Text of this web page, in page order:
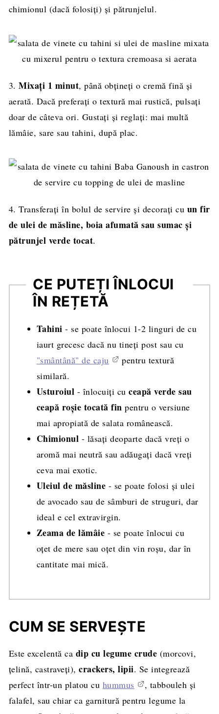
chimionul (dacă folosiți) și pătrunjelul.
3.Mixați 1 minut, până obțineți o cremă fină și
aerată. Dacă preferați o textură mai rustică, pulsați
doar de câteva ori. Gustați și reglați: mai multă
lămâie, sare sau tahini, după plac.
4. Transferați în bolul de servire și decorați cu un fir
de ulei de măsline, boia afumată sau sumac și
pătrunjel verde tocat.
CE PUTEȚI ÎNLOCUI
ÎN REȚETĂ
Tahini - se poate înlocui 1-2 linguri de cu
iaurt grecesc dacă nu tineți post sau cu
"smântână" de caju
pentru textură
similară.
Usturoiul - înlocuiți cuceapă verde sau
ceapă roșie tocată fin pentru o versiune
mai apropiată de salata românească.
Chimionul - lăsați deoparte dacă vreți o
aromă mai neutră sau adăugați dacă vreți
ceva mai exotic.
Uleiul de măsline - se poate folosi și ulei
de avocado sau de sâmburi de struguri, dar
ideal e cel extravirgin.
Zeama de lămâie - se poate înlocui cu
oțet de mere sau oțet din vin roșu, dar în
cantitate mai mică.
CUM SE SERVEȘTE
Este excelentă ca dip cu legume crude (morcovi,
țelină, castraveți),crackers, lipii. Se integrează
perfect într-un platou cu hummus
, tabbouleh și
falafel, sau chiar ca garnitură pentru legume la